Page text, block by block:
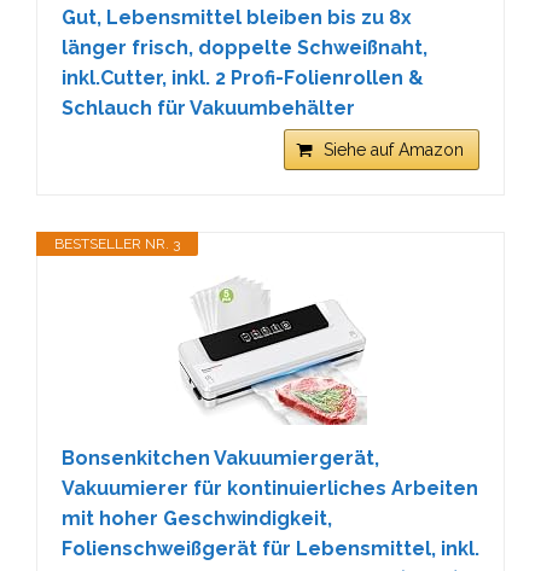
Gut, Lebensmittel bleiben bis zu 8x
länger frisch, doppelte Schweißnaht,
inkl.Cutter, inkl. 2 Profi-Folienrollen &
Schlauch für Vakuumbehälter
Siehe auf Amazon
BESTSELLER NR. 3
Bonsenkitchen Vakuumiergerät,
Vakuumierer für kontinuierliches Arbeiten
mit hoher Geschwindigkeit,
Folienschweißgerät für Lebensmittel, inkl.